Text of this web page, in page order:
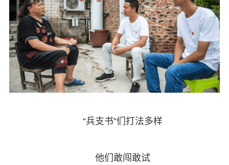
“兵支书”们打法多样
他们敢闯敢试